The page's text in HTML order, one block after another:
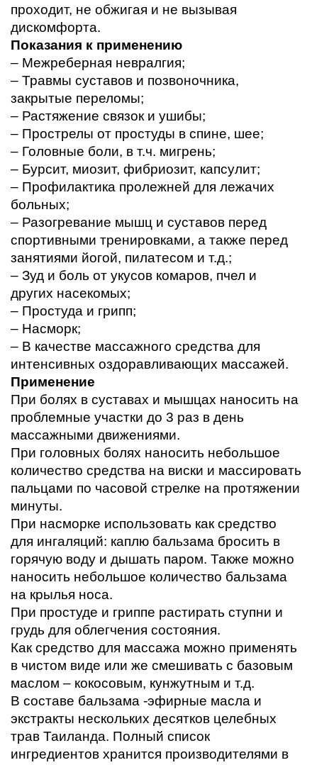
проходит, не обжигая и не вызывая
дискомфорта.
Показания к применению
– Межреберная невралгия;
– Травмы суставов и позвоночника,
закрытые переломы;
– Растяжение связок и ушибы;
– Прострелы от простуды в спине, шее;
– Головные боли, в т.ч. мигрень;
– Бурсит, миозит, фибриозит, капсулит;
– Профилактика пролежней для лежачих
больных;
– Разогревание мышц и суставов перед
спортивными тренировками, а также перед
занятиями йогой, пилатесом и т.д.;
– Зуд и боль от укусов комаров, пчел и
других насекомых;
– Простуда и грипп;
– Насморк;
– В качестве массажного средства для
интенсивных оздоравливающих массажей.
Применение
При болях в суставах и мышцах наносить на
проблемные участки до 3 раз в день
массажными движениями.
При головных болях наносить небольшое
количество средства на виски и массировать
пальцами по часовой стрелке на протяжении
минуты.
При насморке использовать как средство
для ингаляций: каплю бальзама бросить в
горячую воду и дышать паром. Также можно
наносить небольшое количество бальзама
на крылья носа.
При простуде и гриппе растирать ступни и
грудь для облегчения состояния.
Как средство для массажа можно применять
в чистом виде или же смешивать с базовым
маслом – кокосовым, кунжутным и т.д.
В составе бальзама -эфирные масла и
экстракты нескольких десятков целебных
трав Таиланда. Полный список
ингредиентов хранится производителями в